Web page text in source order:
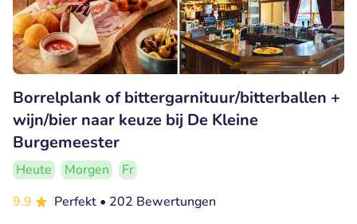
Borrelplank of bittergarnituur/bitterballen +
wijn/bier naar keuze bij De Kleine
Burgemeester
Heute Morgen
Fr
9.9
Perfekt • 202 Bewertungen